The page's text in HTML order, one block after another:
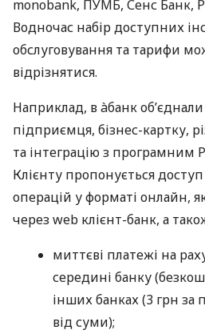
monobank, ПУМБ, Сенс Банк,
Водночас набір доступних
обслуговування та тарифи
відрізнятися.
Наприклад, в àбанк
підприємця, бізнес-картку,
та інтеграцію з програмним
Клієнту пропонується
операцій у форматі онлайн,
через web клієнт-банк, а
миттєві платежі на
середині банку
інших банках (3 грн за
від суми);